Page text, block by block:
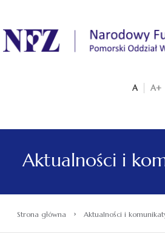
.
A A+
Aktualności i
Strona główna › Aktualności i